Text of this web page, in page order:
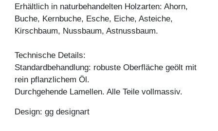
Erhältlich in naturbehandelten Holzarten: Ahorn,
Buche, Kernbuche, Esche, Eiche, Asteiche,
Kirschbaum, Nussbaum, Astnussbaum.
Technische Details:
Standardbehandlung: robuste Oberfläche geölt mit
rein pflanzlichem Öl.
Durchgehende Lamellen. Alle Teile vollmassiv.
Design: gg designart